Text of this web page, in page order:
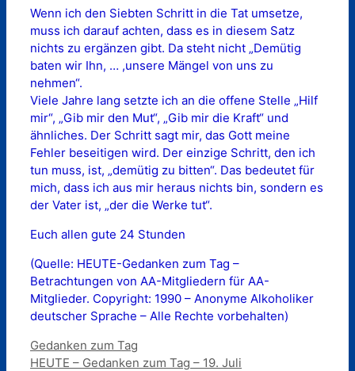
Wenn ich den Siebten Schritt in die Tat umsetze,
muss ich darauf achten, dass es in diesem Satz
nichts zu ergänzen gibt. Da steht nicht „Demütig
baten wir Ihn, … ,unsere Mängel von uns zu
nehmen“.
Viele Jahre lang setzte ich an die offene Stelle „Hilf
mir“, „Gib mir den Mut“, „Gib mir die Kraft“ und
ähnliches. Der Schritt sagt mir, das Gott meine
Fehler beseitigen wird. Der einzige Schritt, den ich
tun muss, ist, „demütig zu bitten“. Das bedeutet für
mich, dass ich aus mir heraus nichts bin, sondern es
der Vater ist, „der die Werke tut“.
Euch allen gute 24 Stunden
(Quelle: HEUTE-Gedanken zum Tag –
Betrachtungen von AA-Mitgliedern für AA-
Mitglieder. Copyright: 1990 – Anonyme Alkoholiker
deutscher Sprache – Alle Rechte vorbehalten)
Kategorien
Gedanken zum Tag
HEUTE – Gedanken zum Tag – 19. Juli